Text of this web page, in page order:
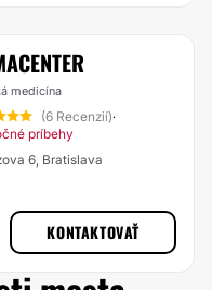
medicína
(6 Recenzií)·
príbehy
6, Bratislava
KONTAKTOVAŤ